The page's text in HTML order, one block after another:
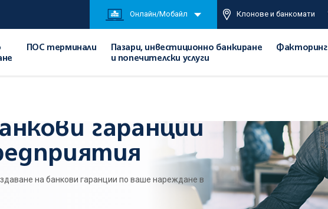
Онлайн/Мобайл Клонове и банкомати
ПОС терминали
Пазари, инвестиционно банкиране
и попечителски услуги
Факторинг
гаранции
на банкови гаранции по ваше нареждане в